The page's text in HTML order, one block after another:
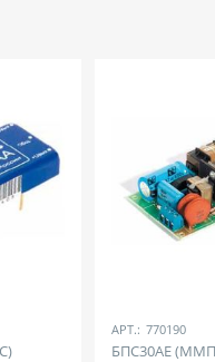
АРТ.: 770190
БПС30АЕ